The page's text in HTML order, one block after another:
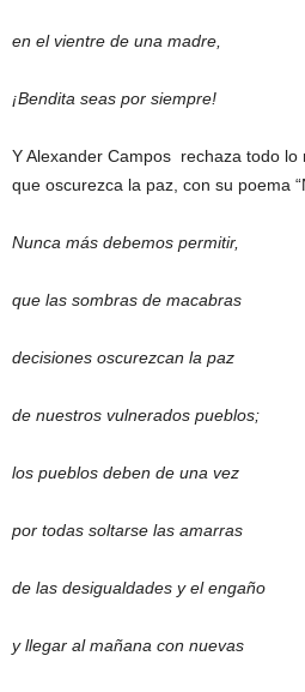
en el vientre de una madre,
¡Bendita seas por siempre!
Y Alexander Campos rechaza todo
que oscurezca la paz, con su poema
Nunca más debemos permitir,
que las sombras de macabras
decisiones oscurezcan la paz
de nuestros vulnerados pueblos;
los pueblos deben de una vez
por todas soltarse las amarras
de las desigualdades y el engaño
y llegar al mañana con nuevas